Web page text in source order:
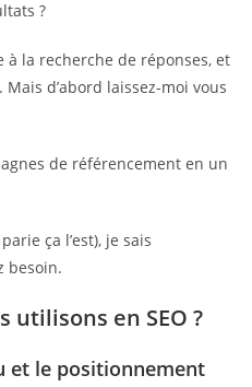
?
à la recherche de réponses, et
d’abord laissez-moi vous
de référencement en un
ça l’est), je sais
besoin.
utilisons en SEO ?
et le positionnement